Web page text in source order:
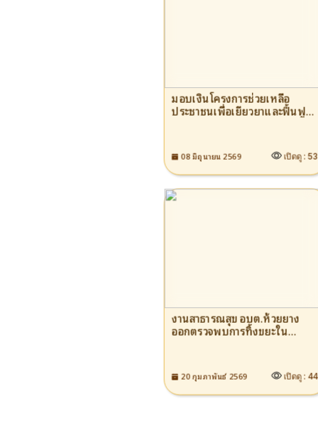
มอบเงินโครงการช่วยเหลือ
ประชาชนเพื่อเยียวยาและฟื้นฟู
อบต.ห้วยยาง ประจำ
ปีงบประมาณ 2569
08 มิถุนายน 2569 เปิดดู : 53
งานสาธารณสุข อบต.ห้วยยาง
ออกตรวจพบการทิ้งขยะใน
แหล่งกระจายของเชื้อโรค
20 กุมภาพันธ์ 2569 เปิดดู : 44